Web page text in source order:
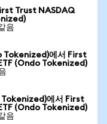
Trust NASDAQ
음
Tokenized)에서 First
(Ondo Tokenized)
Tokenized)에서 First
(Ondo Tokenized)
음